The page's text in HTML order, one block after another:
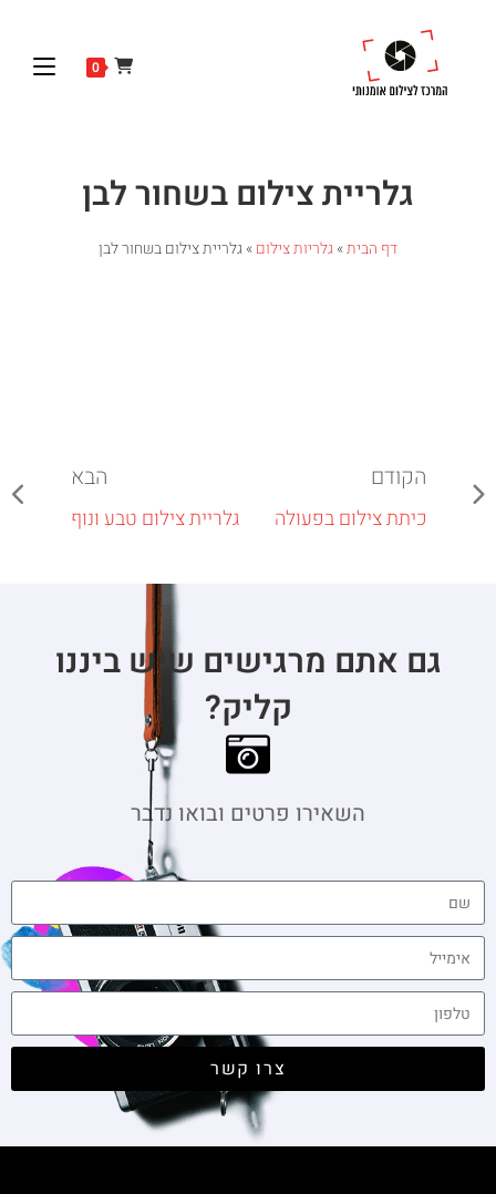
0
גלריית צילום בשחור לבן
דף הבית»גלריות צילום»גלריית צילום בשחור לבן
הקודם
כיתת צילום בפעולה
הבא
גלריית צילום טבע ונוף
גם אתם מרגישים שיש ביננו
קליק?
השאירו פרטים ובואו נדבר
צרו קשר